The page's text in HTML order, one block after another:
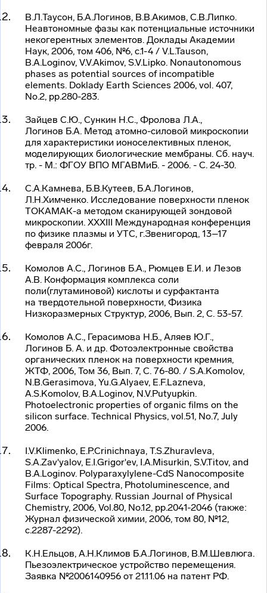
В.Л.Таусон, Б.А.Логинов, В.В.Акимов, С.В.Липко.
Неавтономные фазы как потенциальные источники
некогерентных элементов. Доклады Академии
Наук, 2006, том 406, №6, с.1-4 / V.L.Tauson,
B.A.Loginov, V.V.Akimov, S.V.Lipko. Nonautonomous
phases as potential sources of incompatible
elements. Doklady Earth Sciences 2006, vol. 407,
No.2, pp.280-283.
Зайцев С.Ю., Сункин Н.С., Фролова Л.А.,
Логинов Б.А. Метод атомно-силовой микроскопии
для характеристики ионоселективных пленок,
моделирующих биологические мембраны. Сб. науч.
тр. - М.: ФГОУ ВПО МГАВМиБ. - 2006. - С. 24-30.
С.А.Камнева, Б.В.Кутеев, Б.А.Логинов,
Л.Н.Химченко. Исследование поверхности пленок
ТОКАМАК-а методом сканирующей зондовой
микроскопии. XXXIII Международная конференция
по физике плазмы и УТС, г.Звенигород, 13–17
февраля 2006г.
Комолов А.С., Логинов Б.А., Рюмцев Е.И. и Лезов
А.В. Конформация комплекса соли
поли(глутаминовой) кислоты и сурфактанта
на твердотельной поверхности, Физика
Низкоразмерных Структур, 2006, Вып. 2, С. 53-57.
Комолов А.С., Герасимова Н.Б., Аляев Ю.Г.,
Логинов Б. А. и др. Фотоэлектронные свойства
органических пленок на поверхности кремния,
ЖТФ, 2006, Том 36, Вып. 7, С. 76-80. / S.A.Komolov,
N.B.Gerasimova, Yu.G.Alyaev, E.F.Lazneva,
A.S.Komolov, B.A.Loginov, N.V.Putyupkin.
Photoelectronic properties of organic films on the
silicon surface. Technical Physics, vol.51, No.7, July
2006.
I.V.Klimenko, E.P.Crinichnaya, T.S.Zhuravleva,
S.A.Zav'yalov, E.I.Grigor'ev, I.A.Misurkin, S.V.Titov, and
B.A.Loginov. Polyparaxylylene-CdS Nanocomposite
Films: Optical Spectra, Photoluminescence, and
Surface Topography. Russian Journal of Physical
Chemistry, 2006, Vol.80, No.12, pp.2041-2046 (также:
Журнал физической химии, 2006, том 80, №12,
с.2287-2292).
К.Н.Ельцов, А.Н.Климов Б.А.Логинов, В.М.Шевлюга.
Пьезоэлектрическое устройство перемещения.
Заявка №2006140956 от 21.11.06 на патент РФ.